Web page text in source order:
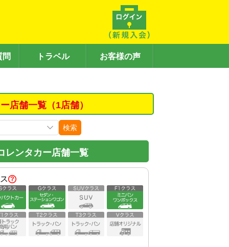
問 トラベル お客様の声
店舗一覧（1店舗）
検索
レンタカー店舗一覧